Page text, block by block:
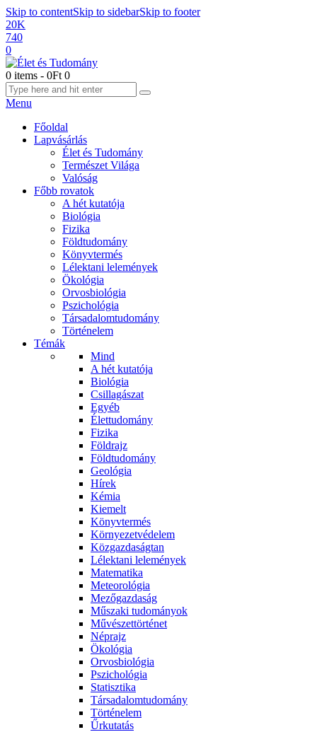
Skip to contentSkip to sidebarSkip to footer
20K
740
0
0 items - 0Ft 0
Menu
Főoldal
Lapvásárlás
Élet és Tudomány
Természet Világa
Valóság
Főbb rovatok
A hét kutatója
Biológia
Fizika
Földtudomány
Könyvtermés
Lélektani lelemények
Ökológia
Orvosbiológia
Pszichológia
Társadalomtudomány
Történelem
Témák
Mind
A hét kutatója
Biológia
Csillagászat
Egyéb
Élettudomány
Fizika
Földrajz
Földtudomány
Geológia
Hírek
Kémia
Kiemelt
Könyvtermés
Környezetvédelem
Közgazdaságtan
Lélektani lelemények
Matematika
Meteorológia
Mezőgazdaság
Műszaki tudományok
Művészettörténet
Néprajz
Ökológia
Orvosbiológia
Pszichológia
Statisztika
Társadalomtudomány
Történelem
Űrkutatás